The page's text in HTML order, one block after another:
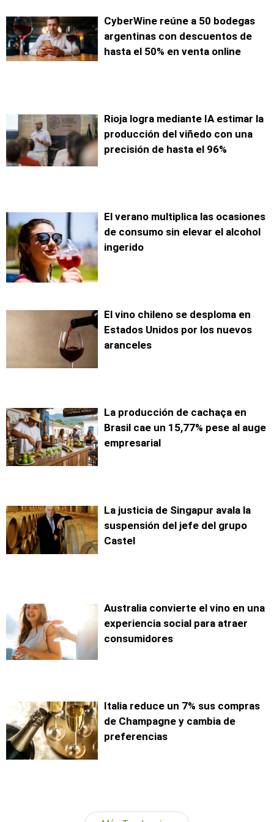
CyberWine reúne a 50 bodegas
argentinas con descuentos de
hasta el 50% en venta online
Rioja logra mediante IA estimar la
producción del viñedo con una
precisión de hasta el 96%
El verano multiplica las ocasiones
de consumo sin elevar el alcohol
ingerido
El vino chileno se desploma en
Estados Unidos por los nuevos
aranceles
La producción de cachaça en
Brasil cae un 15,77% pese al auge
empresarial
La justicia de Singapur avala la
suspensión del jefe del grupo
Castel
Australia convierte el vino en una
experiencia social para atraer
consumidores
Italia reduce un 7% sus compras
de Champagne y cambia de
preferencias